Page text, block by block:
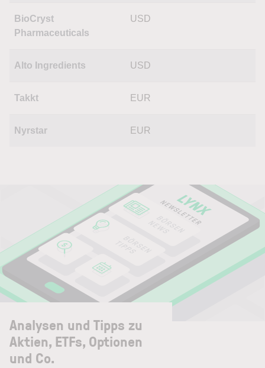
BioCryst
Pharmaceuticals
USD
Alto Ingredients USD
Takkt EUR
Nyrstar EUR
Analysen und Tipps zu
Aktien, ETFs, Optionen
und Co.